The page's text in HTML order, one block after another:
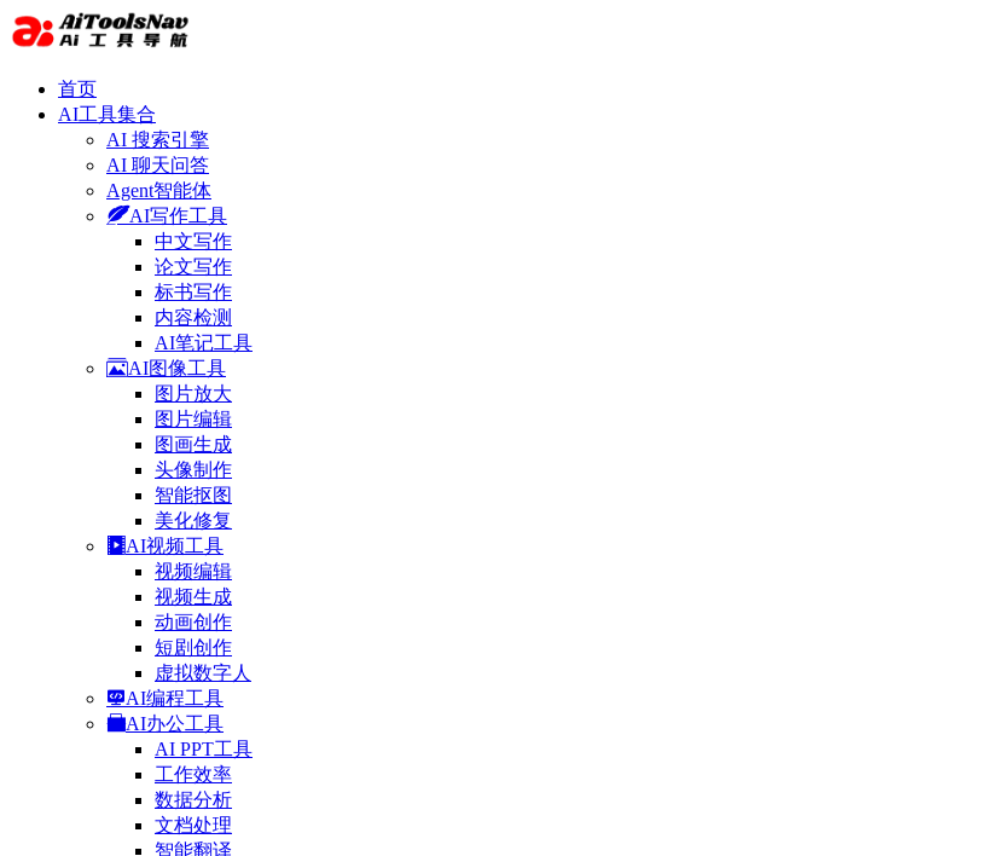
首页
AI工具集合
AI 搜索引擎
AI 聊天问答
Agent智能体
AI写作工具
中文写作
论文写作
标书写作
内容检测
AI笔记工具
AI图像工具
图片放大
图片编辑
图画生成
头像制作
智能抠图
美化修复
AI视频工具
视频编辑
视频生成
动画创作
短剧创作
虚拟数字人
AI编程工具
AI办公工具
AI PPT工具
工作效率
数据分析
文档处理
智能翻译